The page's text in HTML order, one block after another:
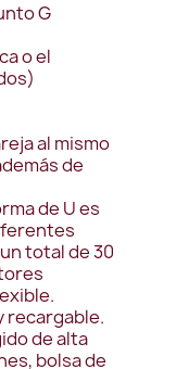
G
o el
al mismo
de
de U es
total de 30
recargable.
de alta
bolsa de